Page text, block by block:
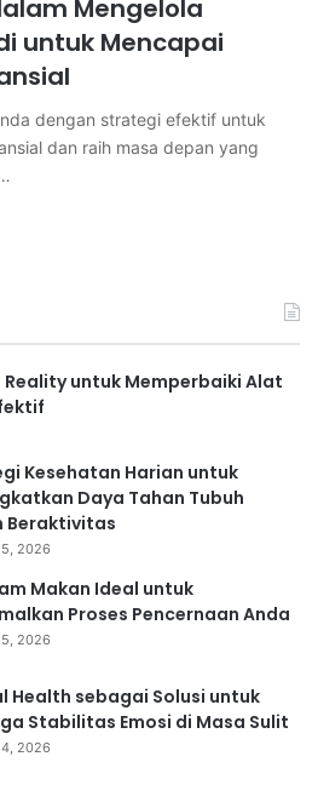
Mengelola
untuk Mencapai
dengan strategi efektif untuk
dan raih masa depan yang
untuk Memperbaiki Alat
Kesehatan Harian untuk
Daya Tahan Tubuh
Beraktivitas
2026
Makan Ideal untuk
Proses Pencernaan Anda
2026
Health sebagai Solusi untuk
Stabilitas Emosi di Masa Sulit
2026